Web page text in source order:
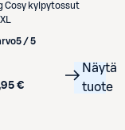
Cosy kylpytossut
5 / 5
€
Näytä
tuote